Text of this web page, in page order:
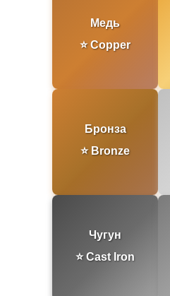
Медь
⭐ Copper
Бронза
⭐ Bronze
Чугун
⭐ Cast Iron